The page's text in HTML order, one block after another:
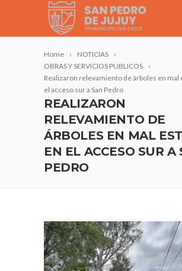
Home
NOTICIAS
OBRAS Y SERVICIOS PUBLICOS
Realizaron relevamiento de árboles en mal
el acceso sur a San Pedro
REALIZARON
RELEVAMIENTO DE
ÁRBOLES EN MAL
EN EL ACCESO SUR A
PEDRO